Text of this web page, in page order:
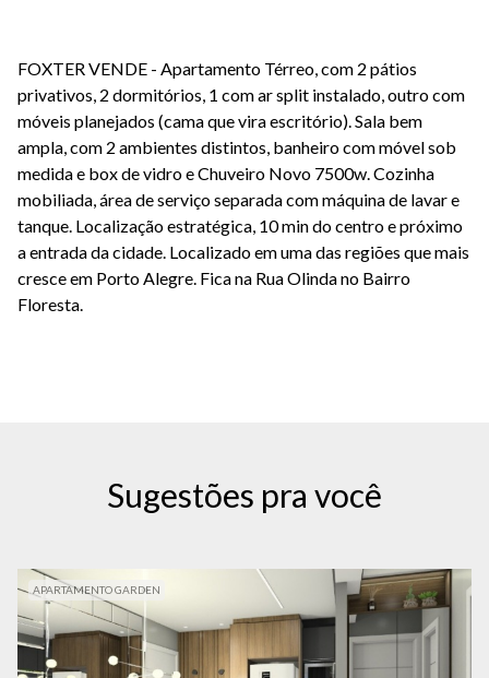
FOXTER VENDE - Apartamento Térreo, com 2 pátios
privativos, 2 dormitórios, 1 com ar split instalado, outro com
móveis planejados (cama que vira escritório). Sala bem
ampla, com 2 ambientes distintos, banheiro com móvel sob
medida e box de vidro e Chuveiro Novo 7500w. Cozinha
mobiliada, área de serviço separada com máquina de lavar e
tanque. Localização estratégica, 10 min do centro e próximo
a entrada da cidade. Localizado em uma das regiões que mais
cresce em Porto Alegre. Fica na Rua Olinda no Bairro
Floresta.
Sugestões pra você
APARTAMENTO GARDEN